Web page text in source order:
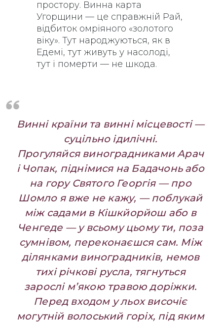
простору. Винна карта
Угорщини — це справжній Рай,
відбиток омріяного «золотого
віку». Тут народжуються, як в
Едемі, тут живуть у насолоді,
тут і померти — не шкода.
Винні країни та винні місцевості —
суцільно ідилічні.
Прогуляйся виноградниками Арач
і Чопак, піднімися на Бадачонь або
на гору Святого Георгія — про
Шомло я вже не кажу, — поблукай
між садами в Кішкйорйош або в
Ченгеде — у всьому цьому ти, поза
сумнівом, переконаєшся сам. Між
ділянками виноградників, немов
тихі річкові русла, тягнуться
зарослі м’якою травою доріжки.
Перед входом у льох височіє
могутній волоський горіх, під яким